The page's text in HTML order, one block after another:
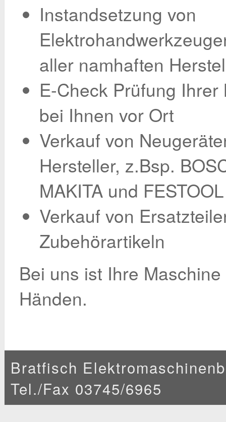
Instandsetzung von
aller namhaften
E-Check Prüfung
bei Ihnen vor Ort
Verkauf von
Hersteller, z.Bsp.
MAKITA und FESTOOL
Verkauf von
Zubehörartikeln
Bei uns ist Ihre
Händen.
Bratfisch
Tel./Fax 03745/6965